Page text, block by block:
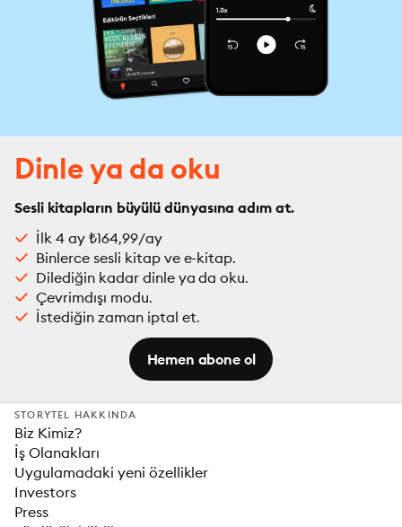
Dinle ya da oku
Sesli kitapların büyülü dünyasına adım at.
İlk 4 ay ₺164,99/ay
Binlerce sesli kitap ve e-kitap.
Dilediğin kadar dinle ya da oku.
Çevrimdışı modu.
İstediğin zaman iptal et.
Hemen abone ol
STORYTEL HAKKINDA
Biz Kimiz?
İş Olanakları
Uygulamadaki yeni özellikler
Investors
Press